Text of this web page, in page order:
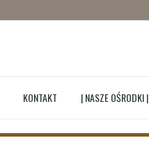
KONTAKT | NASZE OŚRODKI |